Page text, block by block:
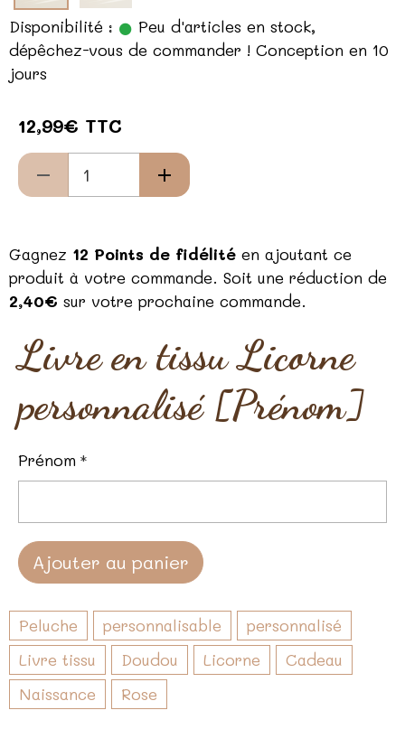
Disponibilité :
Peu d'articles en stock,
dépêchez-vous de commander ! Conception en 10
jours
12,99€ TTC
Gagnez 12 Points de fidélité en ajoutant ce
produit à votre commande. Soit une réduction de
2,40€ sur votre prochaine commande.
Livre en tissu Licorne
personnalisé [Prénom]
Prénom
Ajouter au panier
Peluche personnalisable
personnalisé
Livre tissu
Doudou Licorne
Cadeau
Naissance
Rose